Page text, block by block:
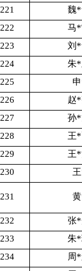
221
魏
222
马
223
刘
224
朱
225
226
赵
227
孙
228
王
229
王
230
231
232
张
233
朱
234
周